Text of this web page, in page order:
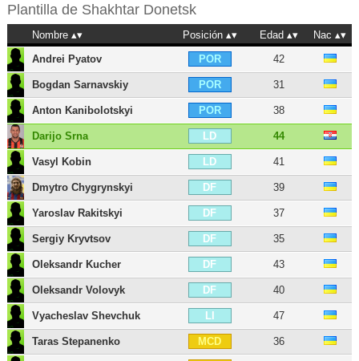
Plantilla de Shakhtar Donetsk
Nombre Posición Edad
Nac
Andrei Pyatov
POR 42
Bogdan Sarnavskiy POR 31
Anton Kanibolotskyi POR 38
Darijo Srna LD 44
Vasyl Kobin LD 41
Dmytro Chygrynskyi DF 39
Yaroslav Rakitskyi DF 37
Sergiy Kryvtsov DF 35
Oleksandr Kucher DF 43
Oleksandr Volovyk DF 40
Vyacheslav Shevchuk LI 47
Taras Stepanenko MCD 36